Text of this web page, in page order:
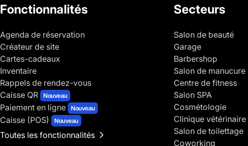
Fonctionnalités
Agenda de réservation
Créateur de site
Cartes-cadeaux
Inventaire
Rappels de rendez-vous
Caisse QR
Nouveau
Paiement en ligne Nouveau
Caisse (POS) Nouveau
Toutes les fonctionnalités
Secteurs
Salon de beauté
Garage
Barbershop
Salon de manucure
Centre de fitness
Salon SPA
Cosmétologie
Clinique vétérinaire
Salon de toilettage
Coworking